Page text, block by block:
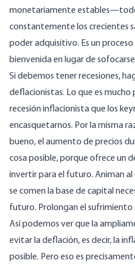
monetariamente
constantemente los crecientes
poder adquisitivo. Es un
bienvenida en lugar de
Si debemos tener recesiones,
deflacionistas. Lo que es mucho
recesión inflacionista que los
encasquetarnos. Por la misma
bueno, el aumento de precios
cosa posible, porque ofrece un
invertir para el futuro. Animan
se comen la base de capital
futuro. Prolongan el sufrimiento
Así podemos ver que la
evitar la deflación, es decir, la
posible. Pero eso es